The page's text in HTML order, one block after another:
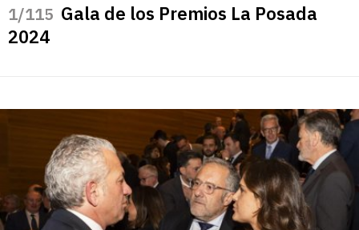
/115 Gala de los Premios La Posada
2024